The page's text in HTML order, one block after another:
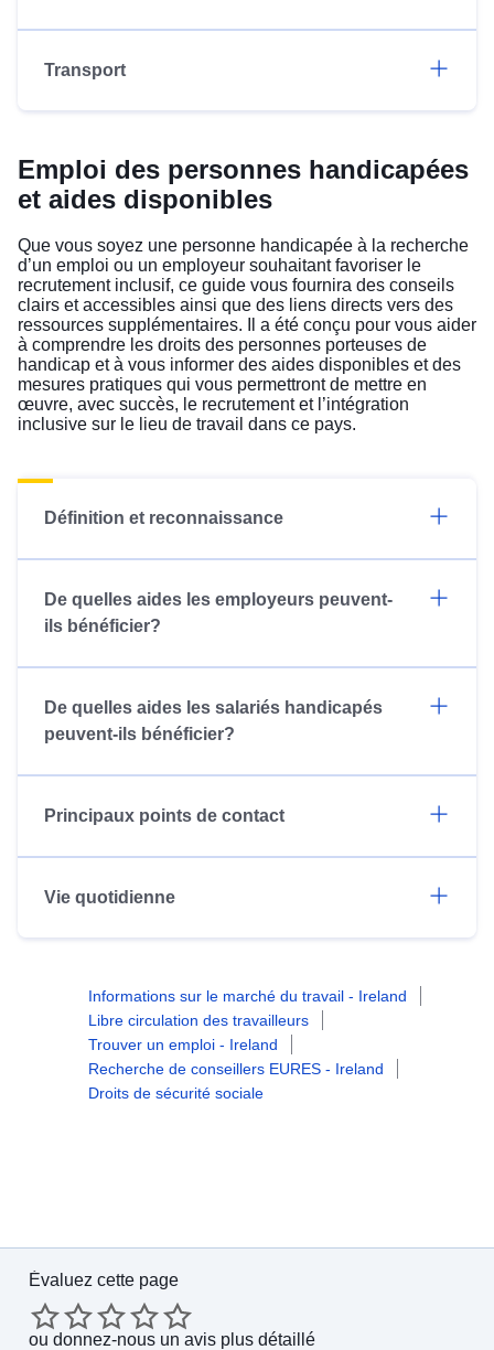
Transport
Emploi des personnes handicapées
et aides disponibles
Que vous soyez une personne handicapée à la recherche
d’un emploi ou un employeur souhaitant favoriser le
recrutement inclusif, ce guide vous fournira des conseils
clairs et accessibles ainsi que des liens directs vers des
ressources supplémentaires. Il a été conçu pour vous aider
à comprendre les droits des personnes porteuses de
handicap et à vous informer des aides disponibles et des
mesures pratiques qui vous permettront de mettre en
œuvre, avec succès, le recrutement et l’intégration
inclusive sur le lieu de travail dans ce pays.
Définition et reconnaissance
De quelles aides les employeurs peuvent-
ils bénéficier?
De quelles aides les salariés handicapés
peuvent-ils bénéficier?
Principaux points de contact
Vie quotidienne
Informations sur le marché du travail - Ireland
Libre circulation des travailleurs
Trouver un emploi - Ireland
Recherche de conseillers EURES - Ireland
Droits de sécurité sociale
Évaluez cette page
ou donnez-nous un avis plus détaillé